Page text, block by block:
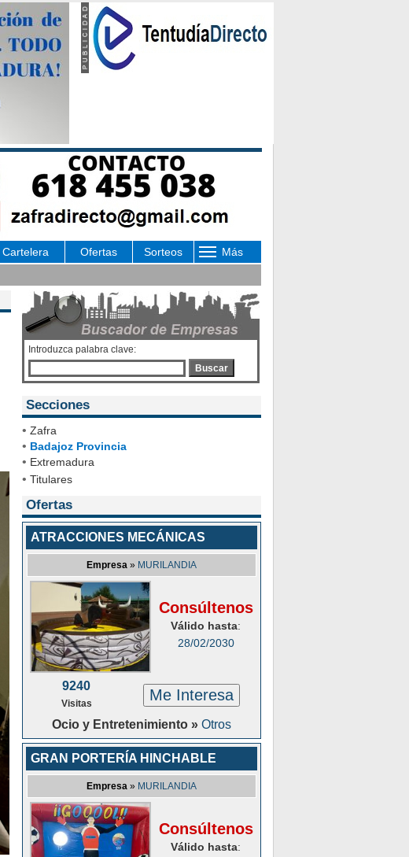
Cartelera Ofertas Sorteos Más
Introduzca palabra clave:
Buscar
Secciones
• Zafra
• Badajoz Provincia
• Extremadura
• Titulares
Ofertas
ATRACCIONES MECÁNICAS
Empresa » MURILANDIA
Consúltenos
Válido hasta:
28/02/2030
9240
Visitas Me Interesa
Ocio y Entretenimiento » Otros
GRAN PORTERÍA HINCHABLE
Empresa » MURILANDIA
Consúltenos
Válido hasta: